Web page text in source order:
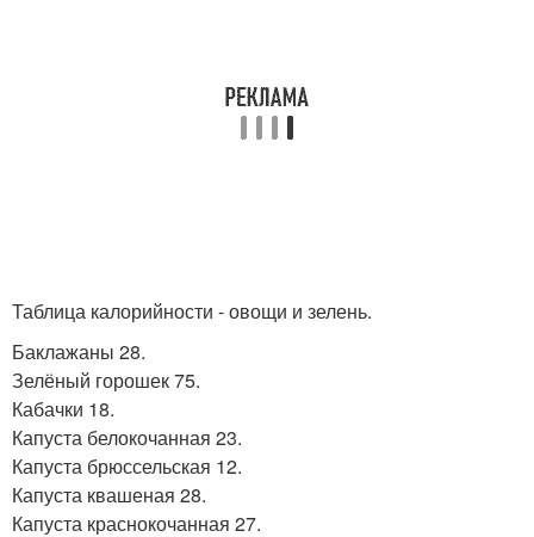
Таблица калорийности - овощи и зелень.
Баклажаны 28.
Зелёный горошек 75.
Кабачки 18.
Капуста белокочанная 23.
Капуста брюссельская 12.
Капуста квашеная 28.
Капуста краснокочанная 27.